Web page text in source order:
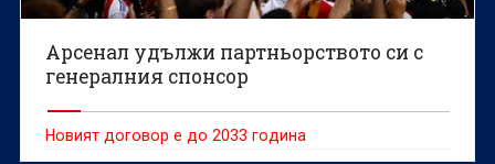
Арсенал удължи партньорството си с
генералния спонсор
Новият договор е до 2033 година